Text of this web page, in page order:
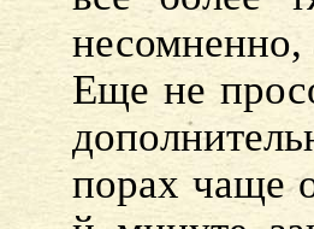
несомненно,
Еще не
порах чаще